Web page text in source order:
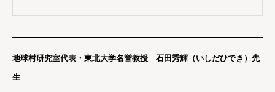
地球村研究室代表・東北大学名誉教授 石田秀輝（いしだひでき）先
生